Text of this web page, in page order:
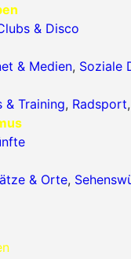
& Disco
& Medien, Soziale
& Training, Radsport,
& Orte,